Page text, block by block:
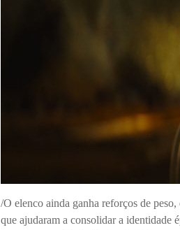
/O elenco ainda ganha reforços de peso,
que ajudaram a consolidar a identidade